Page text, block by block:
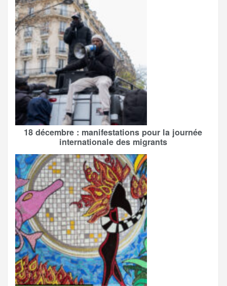
18 décembre : manifestations pour la journée
internationale des migrants